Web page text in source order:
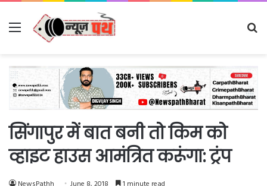
Menu
सिंगापुर में बात बनी तो किम को
व्हाइट हाउस आमंत्रित करूंगा: ट्रंप